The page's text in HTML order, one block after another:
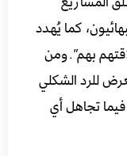
كما يُهدد
بهم”.ومن
للرد الشكلي
تجاهل أي